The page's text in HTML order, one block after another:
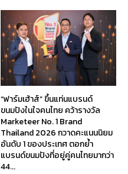
“ฟาร์มเฮ้าส์” ขึ้นแท่นแบรนด์
ขนมปังในใจคนไทย คว้ารางวัล
Marketeer No. 1 Brand
Thailand 2026 กวาดคะแนนนิยม
อันดับ 1 ของประเทศ ตอกย้ำ
แบรนด์ขนมปังที่อยู่คู่คนไทยมากว่า
44...